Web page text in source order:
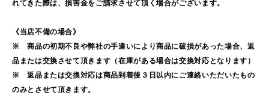
れてきた際は、損害金をご請求させて頂く場合がございます。
《当店不備の場合》
※ 商品の初期不良や弊社の手違いにより商品に破損があった場合、返
品または交換させて頂きます（在庫がある場合は交換対応となります）
※ 返品または交換対応は商品到着後３日以内にご連絡いただいたもの
のみとさせて頂きます。